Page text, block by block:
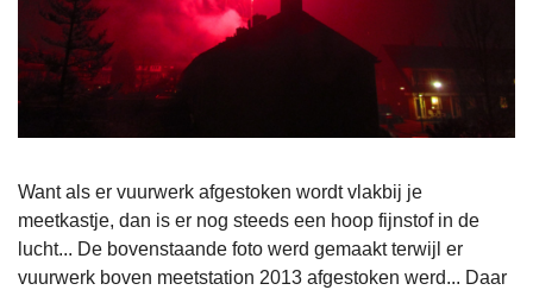
Want als er vuurwerk afgestoken wordt vlakbij je
meetkastje, dan is er nog steeds een hoop fijnstof in de
lucht... De bovenstaande foto werd gemaakt terwijl er
vuurwerk boven meetstation 2013 afgestoken werd... Daar